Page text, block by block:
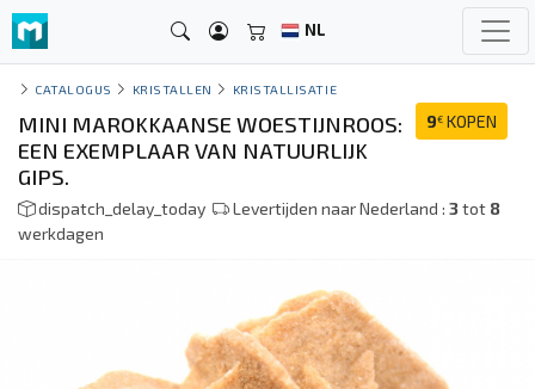
NL
CATALOGUS KRISTALLEN KRISTALLISATIE
9€ KOPEN
MINI MAROKKAANSE WOESTIJNROOS:
EEN EXEMPLAAR VAN NATUURLIJK
GIPS.
dispatch_delay_today Levertijden naar Nederland : 3tot 8
werkdagen